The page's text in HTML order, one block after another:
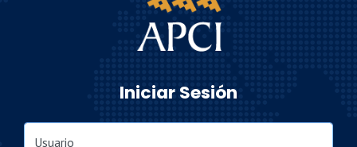
Iniciar Sesión
Usuario